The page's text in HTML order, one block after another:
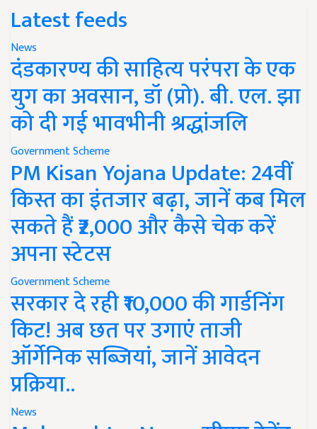
Latest feeds
News
दंडकारण्य की साहित्य परंपरा के एक
युग का अवसान, डॉ (प्रो). बी. एल. झा
को दी गई भावभीनी श्रद्धांजलि
Government Scheme
PM Kisan Yojana Update: 24वीं
किस्त का इंतजार बढ़ा, जानें कब मिल
सकते हैं ₹2,000 और कैसे चेक करें
अपना स्टेटस
Government Scheme
सरकार दे रही ₹10,000 की गार्डनिंग
किट! अब छत पर उगाएं ताजी
ऑर्गेनिक सब्जियां, जानें आवेदन
प्रक्रिया..
News